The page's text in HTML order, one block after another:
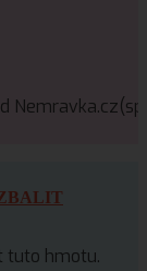
Nemravka.cz
tuto hmotu.